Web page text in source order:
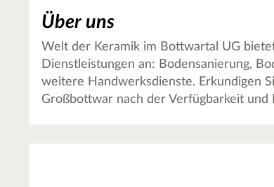
Über uns
Welt der Keramik im Bottwartal UG
Dienstleistungen an: Bodensanierung,
weitere Handwerksdienste. Erkundigen
Großbottwar nach der Verfügbarkeit und